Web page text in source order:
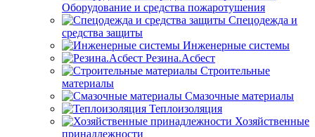
Оборудование и средства пожаротушения
Спецодежда и
средства защиты
Инженерные системы
Резина.Асбест
Строительные
материалы
Смазочные материалы
Теплоизоляция
Хозяйственные
принадлежности